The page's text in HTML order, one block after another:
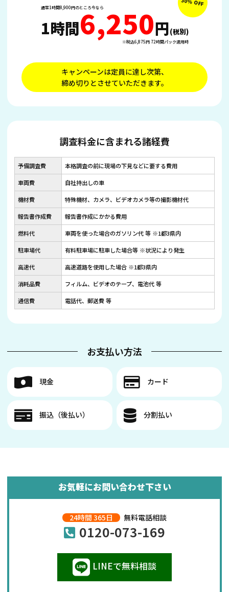
通常1時間8,900円のところ今なら
1時間6,250円(税別)
※税込6,875円 72時間パック適用時
キャンペーンは定員に達し次第、
締め切りとさせていただきます。
調査料金に含まれる諸経費
予備調査費 本格調査の前に現場の下見などに要する費用
車両費 自社持出しの車
機材費 特殊機材、カメラ、ビデオカメラ等の撮影機材代
報告書作成費 報告書作成にかかる費用
燃料代 車両を使った場合のガソリン代 等 ※1都3県内
駐車場代 有料駐車場に駐車した場合等 ※状況により発生
高速代 高速道路を使用した場合 ※1都3県内
消耗品費 フィルム、ビデオのテープ、電池代 等
通信費 電話代、郵送費 等
お支払い方法
現金 カード
振込（後払い） 分割払い
お気軽にお問い合わせ下さい
24時間 365日 無料電話相談
0120-073-169
LINEで無料相談